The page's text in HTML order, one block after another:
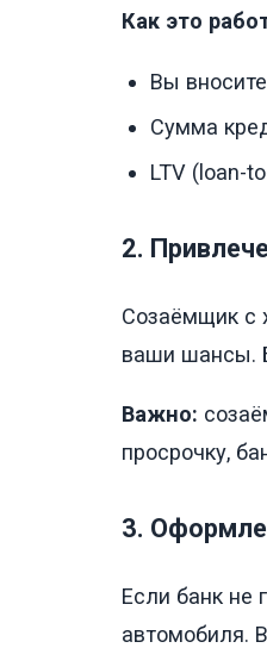
Как это
Вы
Сумма
LTV (loan-
2.
Созаёмщик с
ваши шансы.
Важно:
просрочку,
3.
Если банк не
автомобиля.